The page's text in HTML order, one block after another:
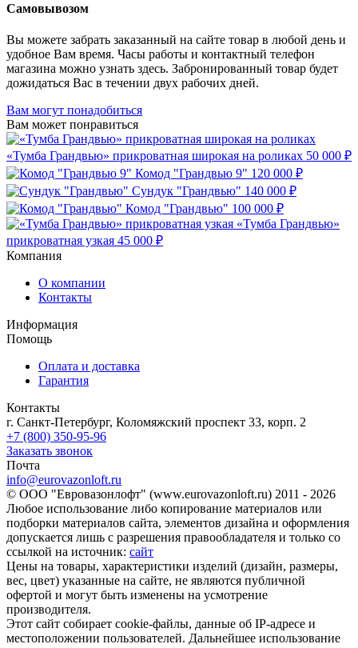
Самовывозом
Вы можете забрать заказанный на сайте товар в любой день и
удобное Вам время. Часы работы и контактный телефон
магазина можно узнать здесь. Забронированный товар будет
дожидаться Вас в течении двух рабочих дней.
Вам могут понадобиться
Вам может понравиться
«Тумба Грандвью» прикроватная широкая на роликах 50 000 ₽
Комод "Грандвью 9" 120 000 ₽
Сундук "Грандвью" 140 000 ₽
Комод "Грандвью" 100 000 ₽
«Тумба Грандвью»
прикроватная узкая 45 000 ₽
Компания
О компании
Контакты
Информация
Помощь
Оплата и доставка
Гарантия
Контакты
г. Санкт-Петербург, Коломяжский проспект 33, корп. 2
+7 (800) 350-95-96
Заказать звонок
Почта
info@eurovazonloft.ru
© ООО "Евровазонлофт" (www.eurovazonloft.ru) 2011 - 2026
Любое использование либо копирование материалов или
подборки материалов сайта, элементов дизайна и оформления
допускается лишь с разрешения правообладателя и только со
ссылкой на источник: сайт
Цены на товары, характеристики изделий (дизайн, размеры,
вес, цвет) указанные на сайте, не являются публичной
офертой и могут быть изменены на усмотрение
производителя.
Этот сайт собирает cookie-файлы, данные об IP-адресе и
местоположении пользователей. Дальнейшее использование